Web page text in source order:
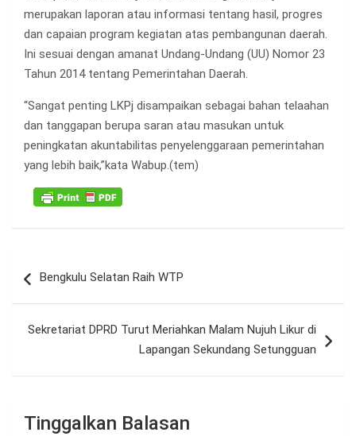
merupakan laporan atau informasi tentang hasil, progres
dan capaian program kegiatan atas pembangunan daerah.
Ini sesuai dengan amanat Undang-Undang (UU) Nomor 23
Tahun 2014 tentang Pemerintahan Daerah.
“Sangat penting LKPj disampaikan sebagai bahan telaahan
dan tanggapan berupa saran atau masukan untuk
peningkatan akuntabilitas penyelenggaraan pemerintahan
yang lebih baik,”kata Wabup.(tem)
posBengkulu Selatan Raih WTP
Sekretariat DPRD Turut Meriahkan Malam Nujuh Likur di
Lapangan Sekundang Setungguan
Tinggalkan Balasan